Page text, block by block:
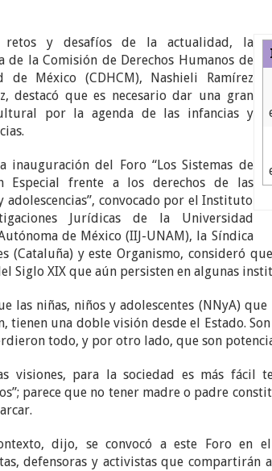
retos y desafíos de la actualidad, la
de la Comisión de Derechos Humanos de
de México (CDHCM), Nashieli Ramírez
destacó que es necesario dar una gran
por la agenda de las infancias y
inauguración del Foro “Los Sistemas de
Especial frente a los derechos de las
adolescencias”, convocado por el Instituto
Jurídicas de la Universidad
de México (IIJ-UNAM), la Síndica
(Cataluña) y este Organismo, consideró
Siglo XIX que aún persisten en algunas
las niñas, niños y adolescentes (NNyA)
tienen una doble visión desde el Estado.
todo, y por otro lado, que son
visiones, para la sociedad es más fácil
parece que no tener madre o padre
dijo, se convocó a este Foro en
defensoras y activistas que compartirán